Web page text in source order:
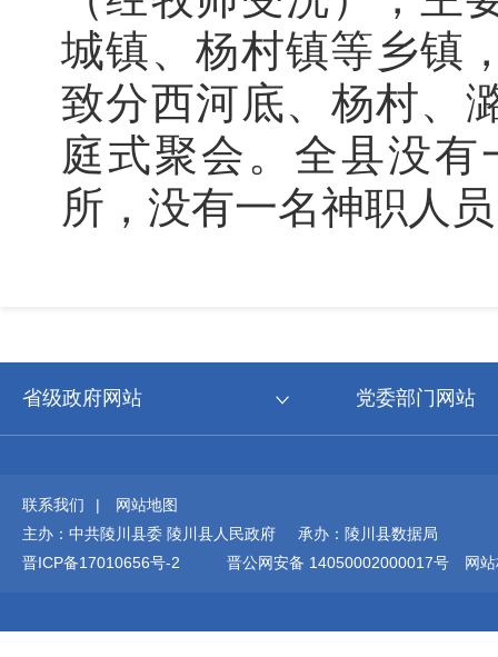
城镇、杨村镇等乡镇
致分西河底、杨村、
庭式聚会。全县没
所，没有一名神职人
省级政府网站 党委部门网站
联系我们 |
网站地图
主办：中共陵川县委 陵川县人民政府 承办：陵川县数据局
晋ICP备17010656号-2
晋公网安备 14050002000017号 网